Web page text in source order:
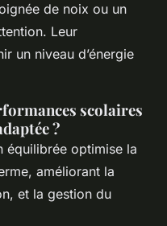
de noix ou un
Leur
un niveau d’énergie
scolaires
?
équilibrée optimise la
améliorant la
et la gestion du